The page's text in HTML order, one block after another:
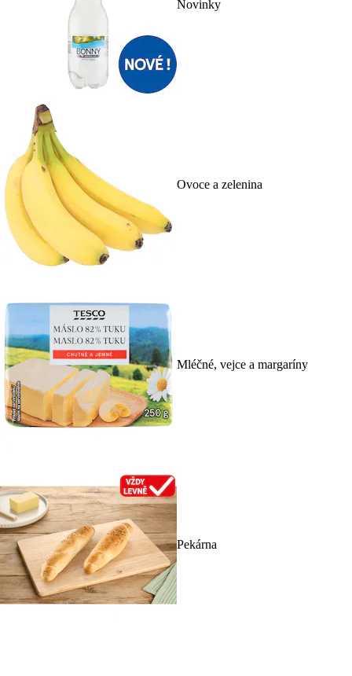
Novinky
Ovoce a zelenina
Mléčné, vejce a margaríny
Pekárna